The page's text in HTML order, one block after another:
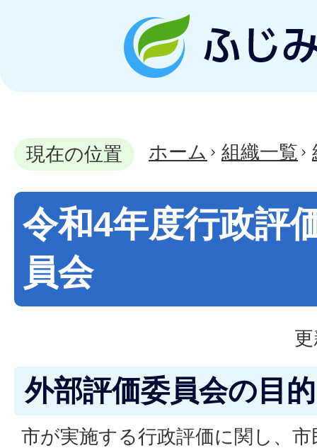
現在の位置 ホーム 組織一覧
令和4年度行政評
員会
外部評価委員会の目的
市が実施する行政評価に関し、